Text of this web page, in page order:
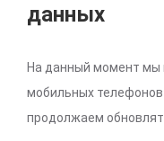
данных
На данный момент мы
мобильных
продолжаем